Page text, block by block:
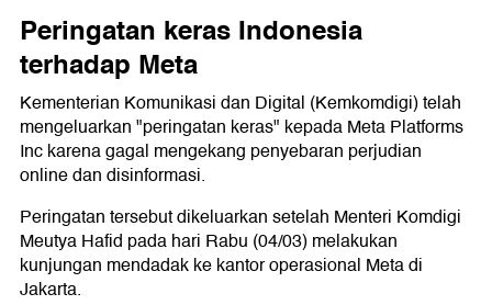
Peringatan keras Indonesia
terhadap Meta
Kementerian Komunikasi dan Digital (Kemkomdigi) telah
mengeluarkan "peringatan keras" kepada Meta Platforms
Inc karena gagal mengekang penyebaran perjudian
online dan disinformasi.
Peringatan tersebut dikeluarkan setelah Menteri Komdigi
Meutya Hafid pada hari Rabu (04/03) melakukan
kunjungan mendadak ke kantor operasional Meta di
Jakarta.